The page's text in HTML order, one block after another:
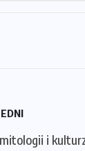
i